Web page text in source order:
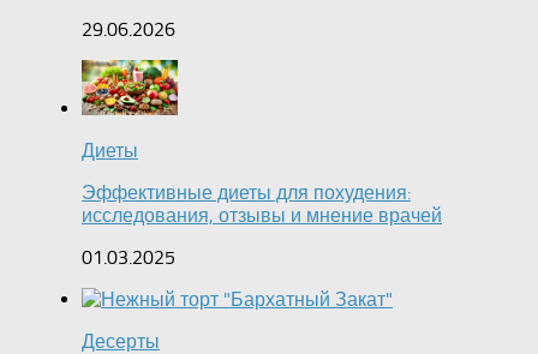
29.06.2026
Диеты
Эффективные диеты для похудения:
исследования, отзывы и мнение врачей
01.03.2025
Десерты